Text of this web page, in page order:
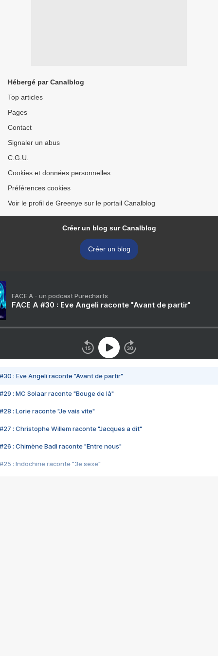
Hébergé par Canalblog
Top articles
Pages
Contact
Signaler un abus
C.G.U.
Cookies et données personnelles
Préférences cookies
Voir le profil de Greenye sur le portail Canalblog
Créer un blog sur Canalblog
Créer un blog
FACE A - un podcast Purecharts
FACE A #30 : Eve Angeli raconte "Avant de partir"
#30 : Eve Angeli raconte "Avant de partir"
#29 : MC Solaar raconte "Bouge de là"
#28 : Lorie raconte "Je vais vite"
#27 : Christophe Willem raconte "Jacques a dit"
#26 : Chimène Badi raconte "Entre nous"
#25 : Indochine raconte "3e sexe"